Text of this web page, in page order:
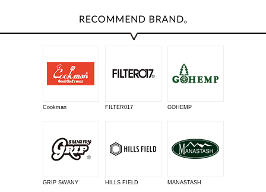
Cookman FILTER017 GOHEMP
GRIP SWANY HILLS FIELD MANASTASH